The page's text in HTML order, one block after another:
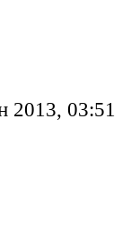
2013, 03:51